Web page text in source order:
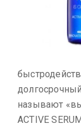
называют
ACTIVE